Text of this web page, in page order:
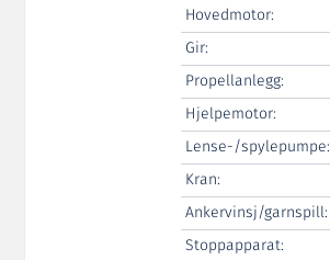
Hovedmotor:
Gir:
Propellanlegg:
Hjelpemotor:
Lense-/spylepumpe:
Kran:
Ankervinsj/garnspill:
Stoppapparat: